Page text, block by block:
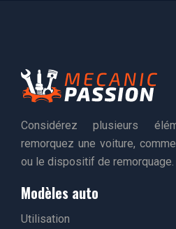
Considérez plusieurs
remorquez une voiture,
ou le dispositif de remorquage.
Modèles auto
Utilisation